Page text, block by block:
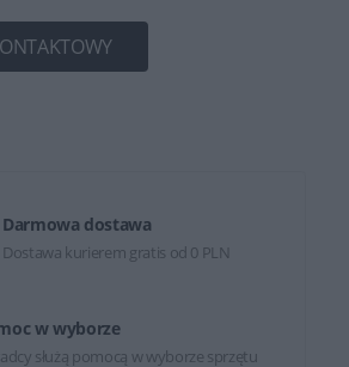
Darmowa dostawa
Dostawa kurierem gratis od 0 PLN
w wyborze
służą pomocą w wyborze sprzętu